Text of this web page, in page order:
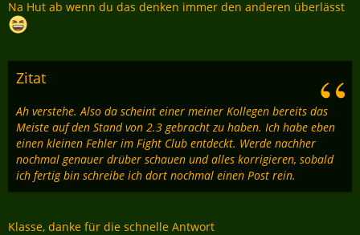
Na Hut ab wenn du das denken immer den anderen überlässt
Zitat
Ah verstehe. Also da scheint einer meiner Kollegen bereits das
Meiste auf den Stand von 2.3 gebracht zu haben. Ich habe eben
einen kleinen Fehler im Fight Club entdeckt. Werde nachher
nochmal genauer drüber schauen und alles korrigieren, sobald
ich fertig bin schreibe ich dort nochmal einen Post rein.
Klasse, danke für die schnelle Antwort